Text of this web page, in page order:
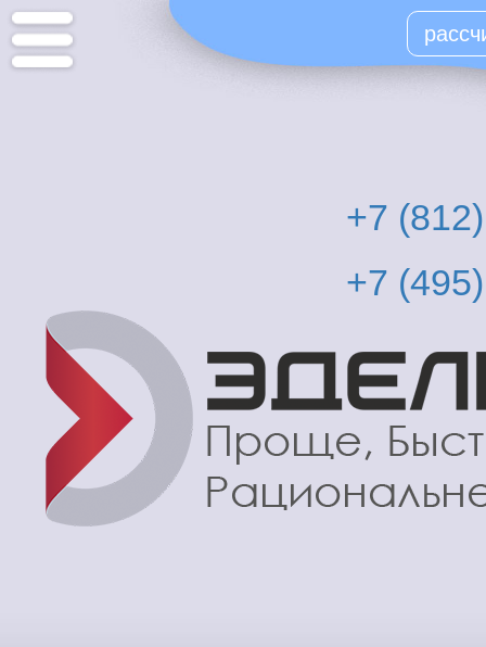
Перейти
+7
+7